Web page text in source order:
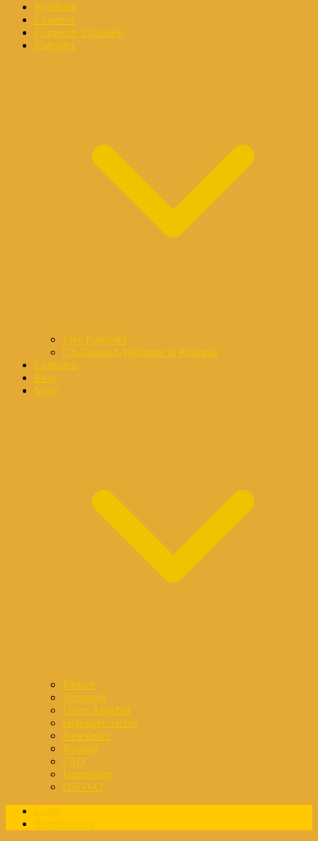
Webinare
Experten
Corporate Channels
Kalender
Live Kalender
On-Demand-Webinare & Podcasts
Eintragen
Blog
Mehr
Partner
Netzwerk
Unser Angebot
Highlight Archiv
Newsletter
Kontakt
FAQ
Impressum
DSGVO